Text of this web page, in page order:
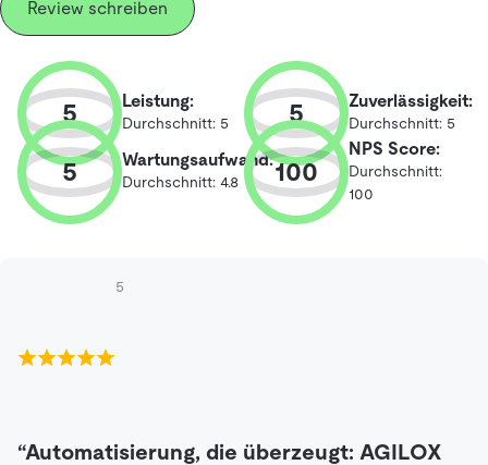
Review schreiben
5 Leistung:
Durchschnitt: 5 5 Zuverlässigkeit:
Durchschnitt: 5
5 Wartungsaufwand:
Durchschnitt: 4.8 100
NPS Score:
Durchschnitt:
100
5
“Automatisierung, die überzeugt: AGILOX